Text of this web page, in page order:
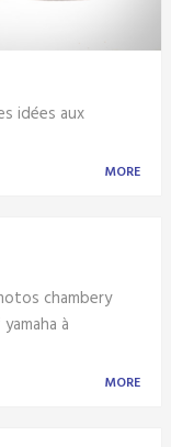
idées aux
MORE
chambery
à
MORE